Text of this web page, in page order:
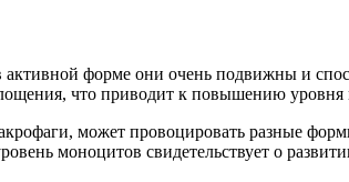
форме они очень подвижны и
что приводит к повышению уровня
может провоцировать разные
моноцитов свидетельствует о